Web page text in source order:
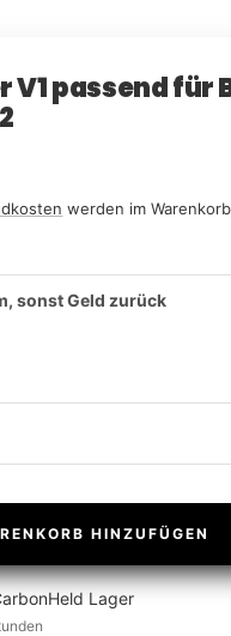
V1 passend für
werden im
sonst Geld zurück
HINZUFÜGEN
Lager